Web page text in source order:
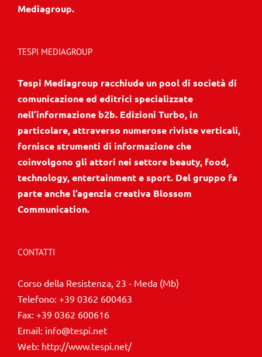
Mediagroup.
TESPI MEDIAGROUP
Tespi Mediagroup racchiude un pool di società di
comunicazione ed editrici specializzate
nell’informazione b2b. Edizioni Turbo, in
particolare, attraverso numerose riviste verticali,
fornisce strumenti di informazione che
coinvolgono gli attori nei settore beauty, food,
technology, entertainment e sport. Del gruppo fa
parte anche l’agenzia creativa Blossom
Communication.
CONTATTI
Corso della Resistenza, 23 - Meda (Mb)
Telefono: +39 0362 600463
Fax: +39 0362 600616
Email: info@tespi.net
Web: http://www.tespi.net/